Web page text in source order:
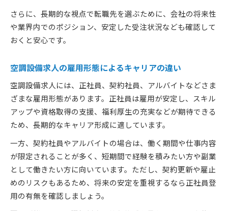
さらに、長期的な視点で転職先を選ぶために、会社の将来性
や業界内でのポジション、安定した受注状況なども確認して
おくと安心です。
空調設備求人の雇用形態によるキャリアの違い
空調設備求人には、正社員、契約社員、アルバイトなどさま
ざまな雇用形態があります。正社員は雇用が安定し、スキル
アップや資格取得の支援、福利厚生の充実などが期待できる
ため、長期的なキャリア形成に適しています。
一方、契約社員やアルバイトの場合は、働く期間や仕事内容
が限定されることが多く、短期間で経験を積みたい方や副業
として働きたい方に向いています。ただし、契約更新や雇止
めのリスクもあるため、将来の安定を重視するなら正社員登
用の有無を確認しましょう。